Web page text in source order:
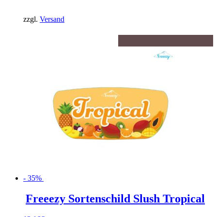
12,16€
ist:
7,90€.
zzgl. Versand
- 35%
Freeezy Sortenschild Slush Tropical